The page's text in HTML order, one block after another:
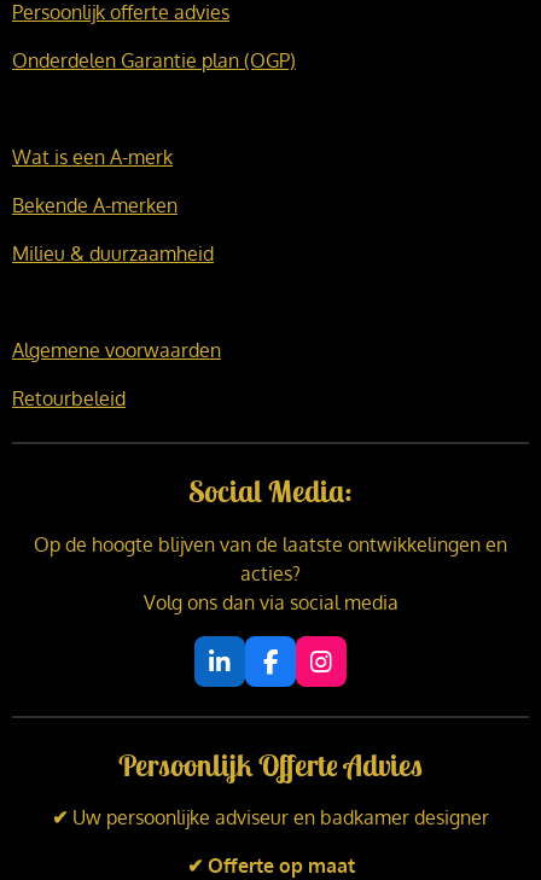
Persoonlijk offerte advies
Onderdelen Garantie plan (OGP)
Wat is een A-merk
Bekende A-merken
Milieu & duurzaamheid
Algemene voorwaarden
Retourbeleid
Social Media:
Op de hoogte blijven van de laatste ontwikkelingen en
acties?
Volg ons dan via social media
L
i
n
e
d
I
n
F
a
c
b
o
o
k
I
n
s
a
r
a
Persoonlijk Offerte Advies
✔ Uw persoonlijke adviseur en badkamer designer
✔ Offerte op maat